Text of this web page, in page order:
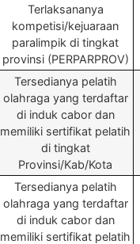
Terlaksananya
kompetisi/kejuaraan
paralimpik di tingkat
provinsi (PERPARPROV)
Tersedianya pelatih
olahraga yang terdaftar
di induk cabor dan
memiliki sertifikat pelatih
di tingkat
Provinsi/Kab/Kota
Tersedianya pelatih
olahraga yang terdaftar
di induk cabor dan
memiliki sertifikat pelatih